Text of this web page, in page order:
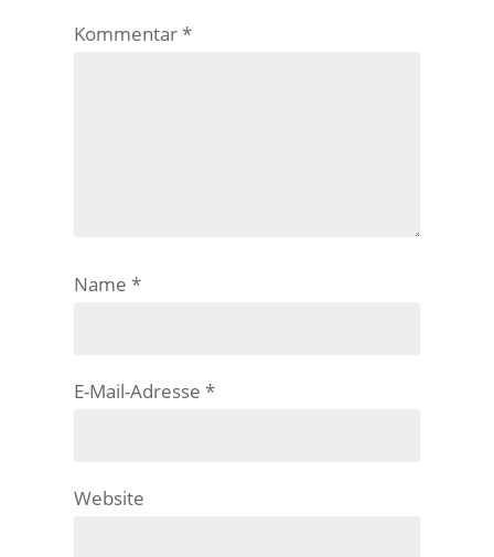
Kommentar*
Name*
E-Mail-Adresse*
Website